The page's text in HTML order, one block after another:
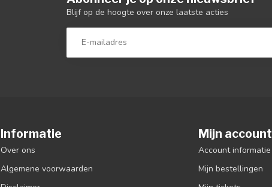
Blijf op de hoogte over onze laatste acties
Informatie
Over ons
Algemene voorwaarden
Mijn account
Account informatie
Mijn bestellingen